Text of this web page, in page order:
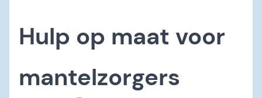
Hulp op maat voor
mantelzorgers